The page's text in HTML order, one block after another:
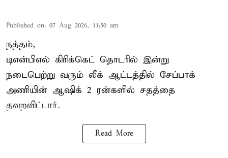
Published on: 07 Aug 2026, 11:50 am
நத்தம்,
டிஎன்பிஎல் கிரிக்கெட் தொடரில் இன்று
நடைபெற்று வரும் லீக் ஆட்டத்தில் சேப்பாக்
அணியின் ஆஷிக் 2 ரன்களில் சதத்தை
தவறவிட்டார்.
Read More